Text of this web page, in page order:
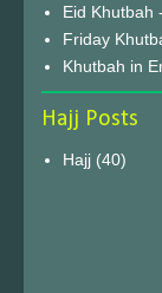
Hajj Posts
Hajj (40)